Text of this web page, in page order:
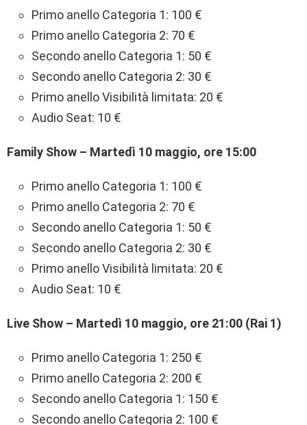
Primo anello Categoria 1: 100 €
Primo anello Categoria 2: 70 €
Secondo anello Categoria 1: 50 €
Secondo anello Categoria 2: 30 €
Primo anello Visibilità limitata: 20 €
Audio Seat: 10 €
Family Show – Martedì 10 maggio, ore 15:00
Primo anello Categoria 1: 100 €
Primo anello Categoria 2: 70 €
Secondo anello Categoria 1: 50 €
Secondo anello Categoria 2: 30 €
Primo anello Visibilità limitata: 20 €
Audio Seat: 10 €
Live Show – Martedì 10 maggio, ore 21:00 (Rai 1)
Primo anello Categoria 1: 250 €
Primo anello Categoria 2: 200 €
Secondo anello Categoria 1: 150 €
Secondo anello Categoria 2: 100 €